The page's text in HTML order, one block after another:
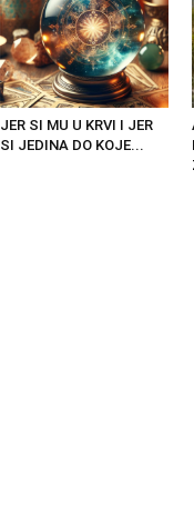
JER SI MU U KRVI I JER
SI JEDINA DO KOJE...